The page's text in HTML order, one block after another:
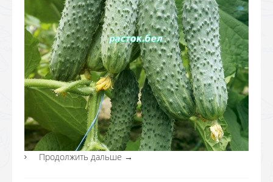
Продолжить дальше →